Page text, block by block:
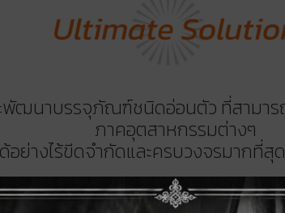
พัฒนาบรรจุภัณฑ์ชนิดอ่อนตัว ที่สามา
ภาคอุตสาหกรรมต่างๆ
อย่างไร้ขีดจำกัดและครบวงจรมากที่สุ